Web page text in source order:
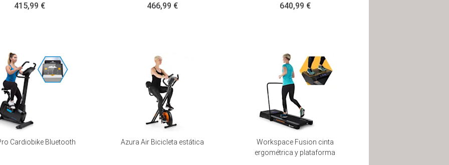
415,99 € 466,99 € 640,99 €
Cardiobike Bluetooth Azura Air Bicicleta estática
Workspace Fusion cinta
ergométrica y plataforma